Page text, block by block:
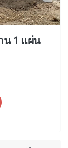
น 1 แผ่น